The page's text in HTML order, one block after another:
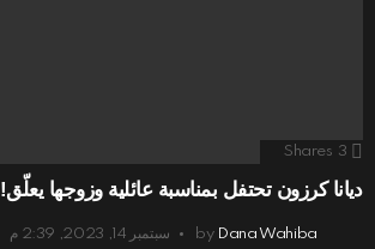
3
Shares
ديانا كرزون تحتفل بمناسبة عائلية وزوجها يعلّق!
by Dana Wahiba سبتمبر 14, 2023, 2:39 م